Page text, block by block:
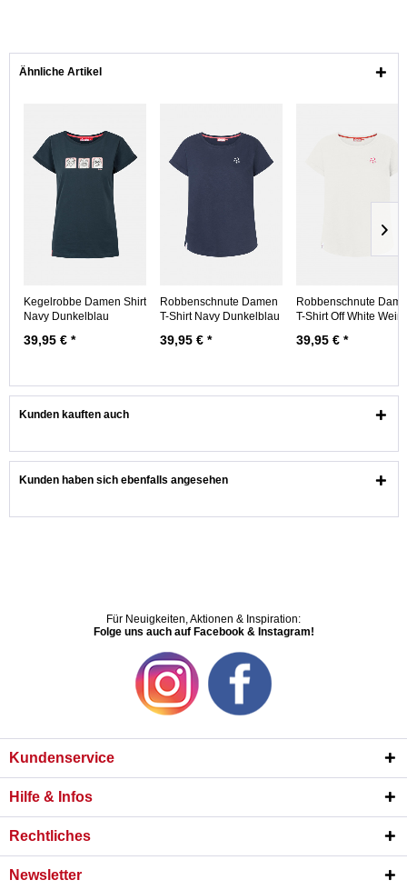
Ähnliche Artikel
Kegelrobbe Damen Shirt
Navy Dunkelblau
39,95 € *
Robbenschnute Damen
T-Shirt Navy Dunkelblau
39,95 € *
Robbenschnute
T-Shirt Off White Weiß
39,95 € *
Kunden kauften auch
Kunden haben sich ebenfalls angesehen
Für Neuigkeiten, Aktionen & Inspiration:
Folge uns auch auf Facebook & Instagram!
Kundenservice
Hilfe & Infos
Rechtliches
Newsletter